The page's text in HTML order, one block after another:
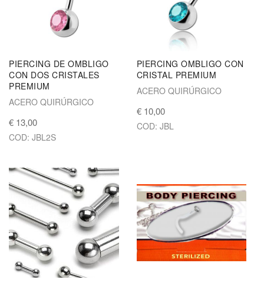
PIERCING DE OMBLIGO
CON DOS CRISTALES
PREMIUM
ACERO QUIRÚRGICO
€ 13,00
COD: JBL2S
PIERCING OMBLIGO CON
CRISTAL PREMIUM
ACERO QUIRÚRGICO
€ 10,00
COD: JBL